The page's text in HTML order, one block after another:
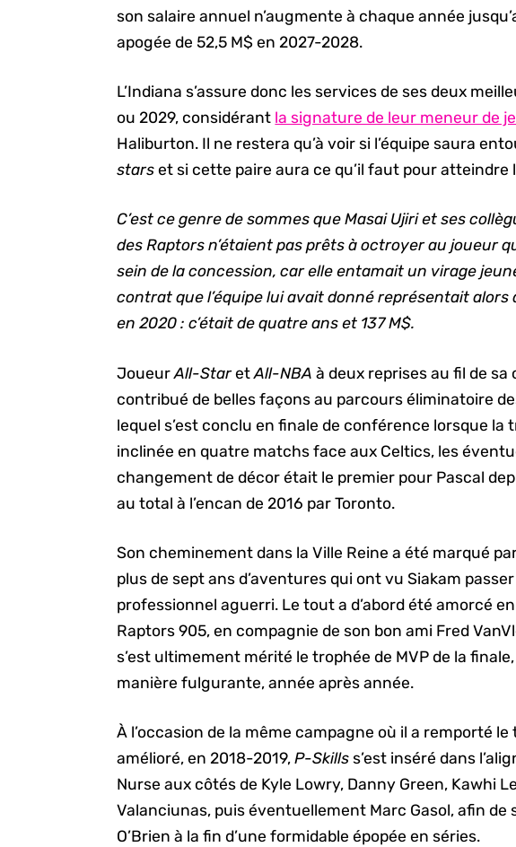
son salaire annuel n’augmente à chaque année
apogée de 52,5 M$ en 2027-2028.
L’Indiana s’assure donc les services de ses deux
ou 2029, considérant la signature de leur meneur de
Haliburton. Il ne restera qu’à voir si l’équipe saura
starset si cette paire aura ce qu’il faut pour atteindre
C’est ce genre de sommes que Masai Ujiri et ses
des Raptors n’étaient pas prêts à octroyer au joueur
sein de la concession, car elle entamait un virage
contrat que l’équipe lui avait donné représentait alors
en 2020 : c’était de quatre ans et 137 M$.
JoueurAll-StaretAll-NBA à deux reprises au fil de sa
contribué de belles façons au parcours éliminatoire
lequel s’est conclu en finale de conférence lorsque la
inclinée en quatre matchs face aux Celtics, les
changement de décor était le premier pour Pascal
au total à l’encan de 2016 par Toronto.
Son cheminement dans la Ville Reine a été marqué
plus de sept ans d’aventures qui ont vu Siakam
professionnel aguerri. Le tout a d’abord été amorcé
Raptors 905, en compagnie de son bon ami Fred
s’est ultimement mérité le trophée de MVP de la
manière fulgurante, année après année.
À l’occasion de la même campagne où il a remporté
amélioré, en 2018-2019,P-Skills s’est inséré dans
Nurse aux côtés de Kyle Lowry, Danny Green, Kawhi
Valanciunas, puis éventuellement Marc Gasol, afin
O’Brien à la fin d’une formidable épopée en séries.